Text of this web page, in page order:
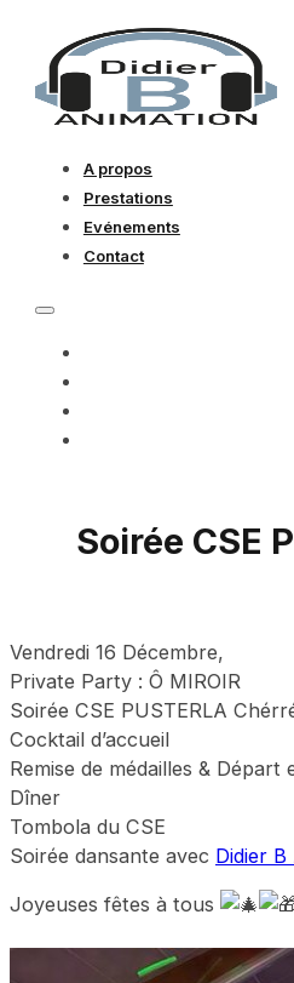
A propos
Prestations
Evénements
Contact
Soirée CSE
Vendredi 16 Décembre,
Private Party : Ô MIROIR
Soirée CSE PUSTERLA
Cocktail d’accueil
Remise de médailles & Départ
Dîner
Tombola du CSE
Soirée dansante avec Didier
Joyeuses fêtes à tous